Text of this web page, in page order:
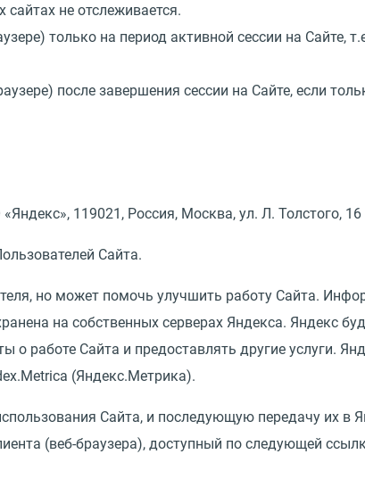
не отслеживается.
только на период активной сессии на Сайте,
после завершения сессии на Сайте, если
119021, Россия, Москва, ул. Л. Толстого,
Сайта.
но может помочь улучшить работу Сайта.
на собственных серверах Яндекса. Яндекс
работе Сайта и предоставлять другие услуги.
(Яндекс.Метрика).
Сайта, и последующую передачу их в
(веб-браузера), доступный по следующей